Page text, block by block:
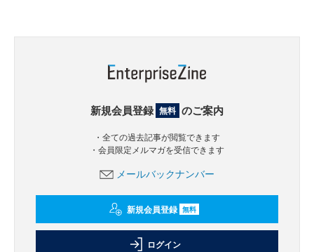
新規会員登録 無料 のご案内
・全ての過去記事が閲覧できます
・会員限定メルマガを受信できます
メールバックナンバー
新規会員登録 無料
ログイン